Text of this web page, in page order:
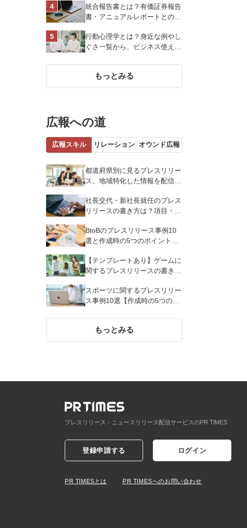
スオーヤマ株式会社
統合報告書とは？有価証券報告
書・アニュアルレポートとの違
行動心理学とは？身近な例やし
ぐさ一覧から、ビジネス使える
もっとみる
広報への道
広報スキル リレーション オウンド広報
都道府県別に見るプレスリリー
ス。地域特化した情報を配信す
社長交代・新社長就任のプレス
リリースの書き方は？項目・ポ
BtoBのプレスリリース事例10
選と作成時の5つのポイントを
【テンプレートあり】ゲームに
関するプレスリリースの書き方
スポーツに関するプレスリリー
ス事例10選【作成時の5つのポ
もっとみる
プレスリリース・ニュースリリース配信サービスのPR TIMES
登録申請する ログイン
PR TIMESとは PR TIMESへのお問い合わせ